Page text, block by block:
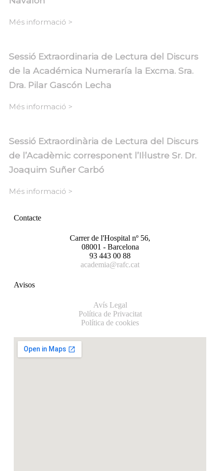
Més informació >
Sessió Extraordinaria de Lectura del Discurs
de la Académica Numeraría la Excma. Sra.
Dra. Pilar Gascón Lecha
Més informació >
Sessió Extraordinària de Lectura del Discurs
de l’Acadèmic corresponent l’Il·lustre Sr. Dr.
Joaquim Suñer Carbó
Més informació >
Contacte
Carrer de l'Hospital nº 56,
08001 - Barcelona
93 443 00 88
academia@rafc.cat
Avisos
Avís Legal
Política de Privacitat
Política de cookies